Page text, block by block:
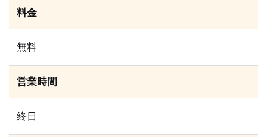
料金
無料
営業時間
終日